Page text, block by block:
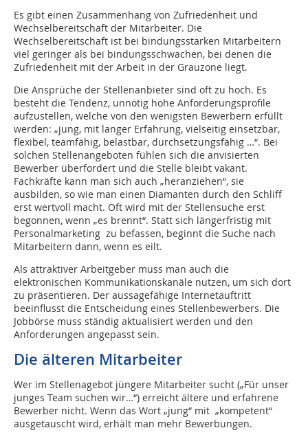
Es gibt einen Zusammenhang von Zufriedenheit und
Wechselbereitschaft der Mitarbeiter. Die
Wechselbereitschaft ist bei bindungsstarken Mitarbeitern
viel geringer als bei bindungsschwachen, bei denen die
Zufriedenheit mit der Arbeit in der Grauzone liegt.
Die Ansprüche der Stellenanbieter sind oft zu hoch. Es
besteht die Tendenz, unnötig hohe Anforderungsprofile
aufzustellen, welche von den wenigsten Bewerbern erfüllt
werden: „jung, mit langer Erfahrung, vielseitig einsetzbar,
flexibel, teamfähig, belastbar, durchsetzungsfähig …“. Bei
solchen Stellenangeboten fühlen sich die anvisierten
Bewerber überfordert und die Stelle bleibt vakant.
Fachkräfte kann man sich auch „heranziehen“, sie
ausbilden, so wie man einen Diamanten durch den Schliff
erst wertvoll macht. Oft wird mit der Stellensuche erst
begonnen, wenn „es brennt“. Statt sich längerfristig mit
Personalmarketing zu befassen, beginnt die Suche nach
Mitarbeitern dann, wenn es eilt.
Als attraktiver Arbeitgeber muss man auch die
elektronischen Kommunikationskanäle nutzen, um sich dort
zu präsentieren. Der aussagefähige Internetauftritt
beeinflusst die Entscheidung eines Stellenbewerbers. Die
Jobbörse muss ständig aktualisiert werden und den
Anforderungen angepasst sein.
Die älteren Mitarbeiter
Wer im Stellenagebot jüngere Mitarbeiter sucht („Für unser
junges Team suchen wir…“) erreicht ältere und erfahrene
Bewerber nicht. Wenn das Wort „jung“ mit „kompetent“
ausgetauscht wird, erhält man mehr Bewerbungen.